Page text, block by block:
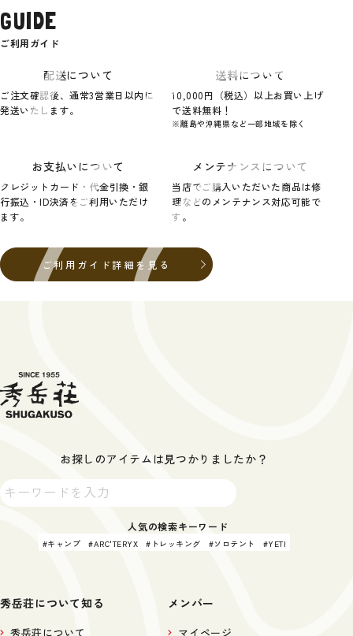
GUIDE
ご利用ガイド
配送について
ご注文確認後、通常3営業日以内に
発送いたします。
送料について
10,000円（税込）以上お買い上げ
で送料無料！
※離島や沖縄県など一部地域を除く
お支払いについて
クレジットカード・代金引換・銀
行振込・ID決済をご利用いただけ
ます。
メンテナンスについて
当店でご購入いただいた商品は修
理などのメンテナンス対応可能で
す。
ご利用ガイド詳細を見る
お探しのアイテムは見つかりましたか？
人気の検索キーワード
キャンプ ARC'TERYX トレッキング ソロテント YETI
秀岳荘について知る
秀岳荘について
メンバー
マイページ